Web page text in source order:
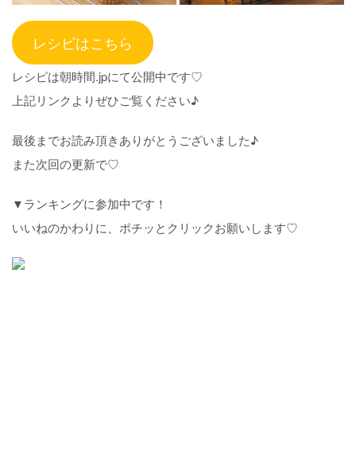
レシピはこちら
レシピは朝時間.jpにて公開中です♡
上記リンクよりぜひご覧ください♪
最後までお読み頂きありがとうございました♪
また次回の更新で♡
▼ランキングに参加中です！
いいねのかわりに、ポチッとクリックお願いします♡